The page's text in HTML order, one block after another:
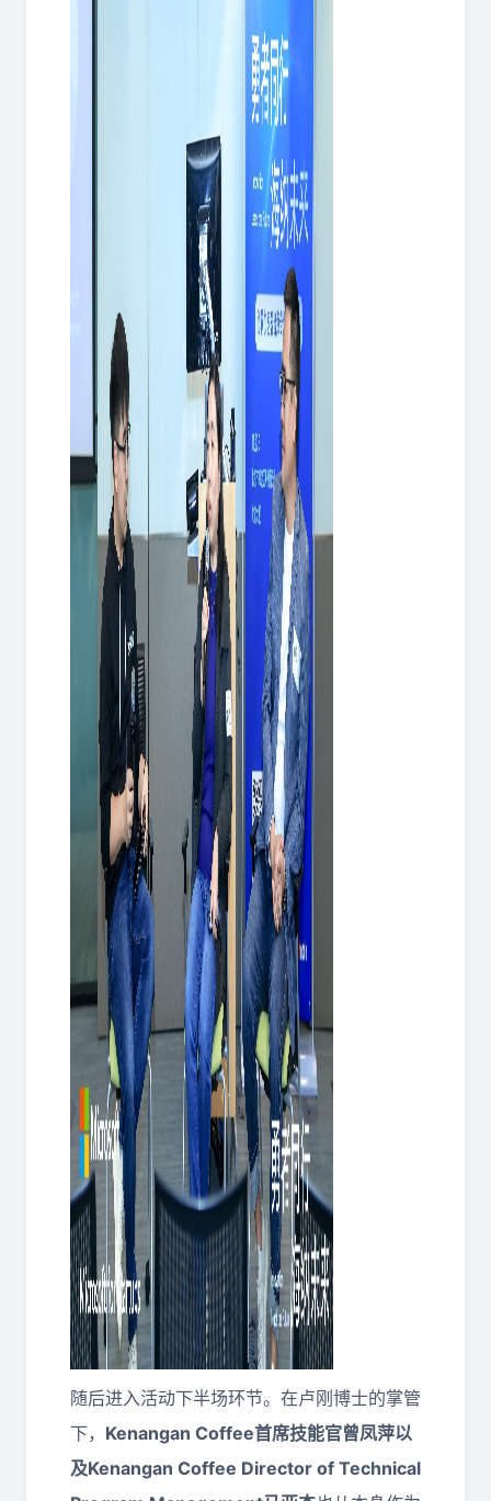
随后进入活动下半场环节。在卢刚博士的掌管
下， Kenangan Coffee首席技能官曾凤萍以
及Kenangan Coffee Director of Technical